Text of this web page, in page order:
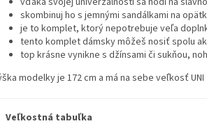
skombinuj ho s jemnými sandálkami na
je to komplet, ktorý nepotrebuje veľa
tento komplet dámsky môžeš nosiť spolu
top krásne vynikne s džínsami či sukňou,
modelky je 172 cm a má na sebe veľkosť UNI
Veľkostná tabuľka